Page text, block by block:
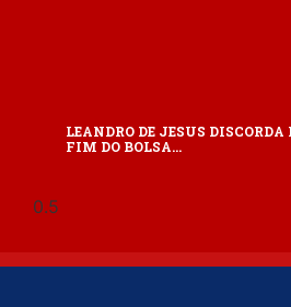
LEANDRO DE JESUS DISCORDA
FIM DO BOLSA…